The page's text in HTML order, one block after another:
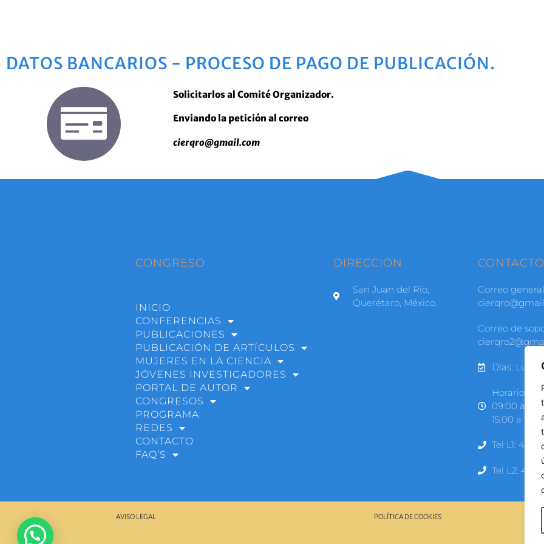
DATOS BANCARIOS - PROCESO DE PAGO DE PUBLICACIÓN.
Solicitarlos al Comité Organizador.
Enviando la petición al correo
cierqro@gmail.com
CONGRESO
INICIO
CONFERENCIAS
PUBLICACIONES
PUBLICACIÓN DE ARTÍCULOS
MUJERES EN LA CIENCIA
JÓVENES INVESTIGADORES
PORTAL DE AUTOR
CONGRESOS
PROGRAMA
REDES
CONTACTO
FAQ’S
DIRECCIÓN
San Juan del Río,
Querétaro, México.
CONTACTO
Correo
Correo de
Días:
Horarios:
09:00 a
15:00 a
Tel L1: 427
Tel L2: 427
AVISO LEGAL POLÍTICA DE COOKIES